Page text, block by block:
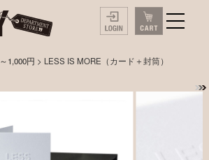
～1,000円 > LESS IS MORE（カード＋封筒）